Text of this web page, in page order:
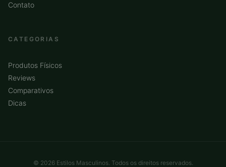
Contato
CATEGORIAS
Produtos Físicos
Reviews
Comparativos
Dicas
© 2026 Estilos Masculinos. Todos os direitos reservados.